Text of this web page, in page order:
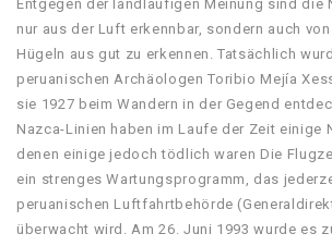
Entgegen der landläufigen Meinung sind die
nur aus der Luft erkennbar, sondern auch
Hügeln aus gut zu erkennen. Tatsächlich
peruanischen Archäologen Toribio Mejía
sie 1927 beim Wandern in der Gegend
Nazca-Linien haben im Laufe der Zeit einige
denen einige jedoch tödlich waren Die
ein strenges Wartungsprogramm, das
peruanischen Luftfahrtbehörde
überwacht wird. Am 26. Juni 1993 wurde es